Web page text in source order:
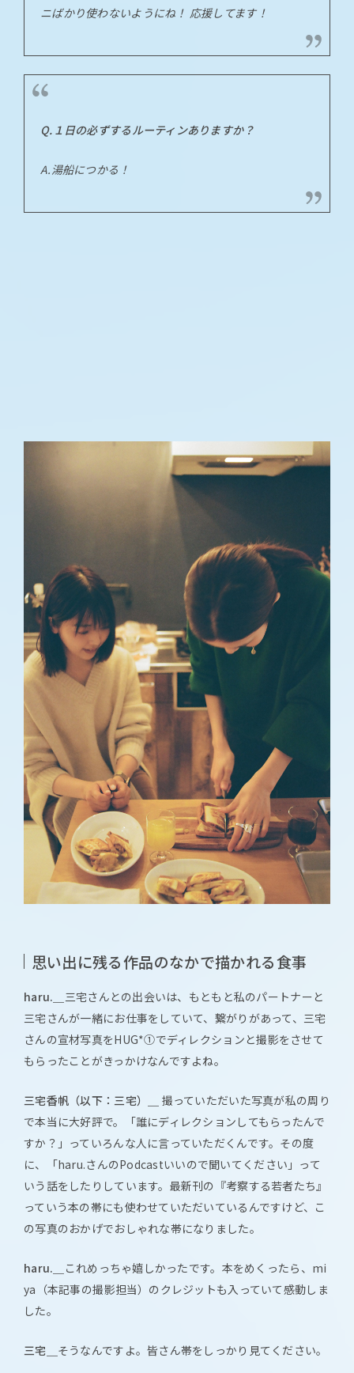
ニばかり使わないようにね！ 応援してます！
Q.１日の必ずするルーティンありますか？
A.湯船につかる！
思い出に残る作品のなかで描かれる食事
haru.＿ 三宅さんとの出会いは、もともと私のパートナーと
三宅さんが一緒にお仕事をしていて、繋がりがあって、三宅
さんの宣材写真をHUG*①でディレクションと撮影をさせて
もらったことがきっかけなんですよね。
三宅香帆（以下：三宅）＿ 撮っていただいた写真が私の周り
で本当に大好評で。「誰にディレクションしてもらったんで
すか？」っていろんな人に言っていただくんです。その度
に、「haru.さんのPodcastいいので聞いてください」って
いう話をしたりしています。最新刊の『考察する若者たち』
っていう本の帯にも使わせていただいているんですけど、こ
の写真のおかげでおしゃれな帯になりました。
haru.＿
これめっちゃ嬉しかったです。本をめくったら、mi
ya（本記事の撮影担当）のクレジットも入っていて感動しま
した。
三宅＿ そうなんですよ。皆さん帯をしっかり見てください。